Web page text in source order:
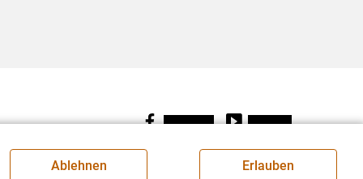
Facebook Youtube
Ablehnen Erlauben